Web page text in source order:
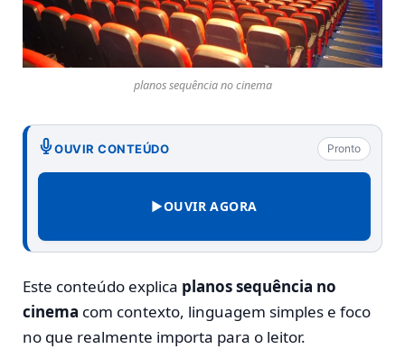
planos sequência no cinema
OUVIR CONTEÚDO Pronto
▶OUVIR AGORA
Este conteúdo explica planos sequência no
cinema com contexto, linguagem simples e foco
no que realmente importa para o leitor.